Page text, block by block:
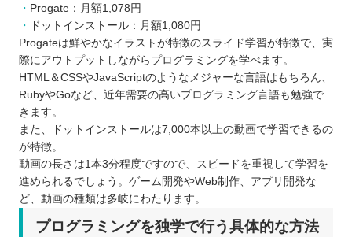
Progate：月額1,078円
ドットインストール：月額1,080円
Progateは鮮やかなイラストが特徴のスライド学習が特徴で、実
際にアウトプットしながらプログラミングを学べます。
HTML＆CSSやJavaScriptのようなメジャーな言語はもちろん、
RubyやGoなど、近年需要の高いプログラミング言語も勉強で
きます。
また、ドットインストールは7,000本以上の動画で学習できるの
が特徴。
動画の長さは1本3分程度ですので、スピードを重視して学習を
進められるでしょう。ゲーム開発やWeb制作、アプリ開発な
ど、動画の種類は多岐にわたります。
プログラミングを独学で行う具体的な方法